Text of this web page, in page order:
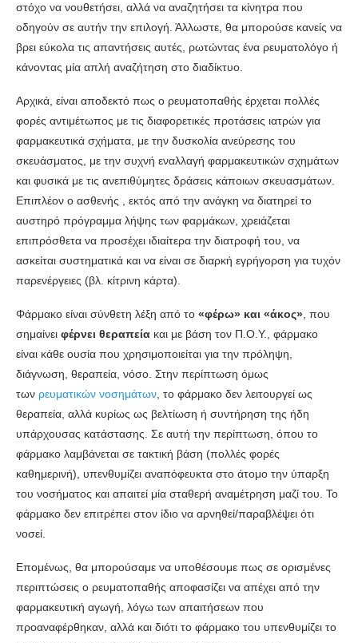
στόχο να νουθετήσει, αλλά να αναζητήσει τα κίνητρα που
οδηγούν σε αυτήν την επιλογή. Άλλωστε, θα μπορούσε κανείς να
βρει εύκολα τις απαντήσεις αυτές, ρωτώντας ένα ρευματολόγο ή
κάνοντας μία απλή αναζήτηση στο διαδίκτυο.
Αρχικά, είναι αποδεκτό πως ο ρευματοπαθής έρχεται πολλές
φορές αντιμέτωπος με τις διαφορετικές προτάσεις ιατρών για
φαρμακευτικά σχήματα, με την δυσκολία ανεύρεσης του
σκευάσματος, με την συχνή εναλλαγή φαρμακευτικών σχημάτων
και φυσικά με τις ανεπιθύμητες δράσεις κάποιων σκευασμάτων.
Επιπλέον ο ασθενής , εκτός από την ανάγκη να διατηρεί το
αυστηρό πρόγραμμα λήψης των φαρμάκων, χρειάζεται
επιπρόσθετα να προσέχει ιδιαίτερα την διατροφή του, να
ασκείται συστηματικά και να είναι σε διαρκή εγρήγορση για τυχόν
παρενέργειες (βλ. κίτρινη κάρτα).
Φάρμακο είναι σύνθετη λέξη από το «φέρω» και «άκος», που
σημαίνει φέρνει θεραπεία και με βάση τον Π.Ο.Υ., φάρμακο
είναι κάθε ουσία που χρησιμοποιείται για την πρόληψη,
διάγνωση, θεραπεία, νόσο. Στην περίπτωση όμως
των ρευματικών νοσημάτων, το φάρμακο δεν λειτουργεί ως
θεραπεία, αλλά κυρίως ως βελτίωση ή συντήρηση της ήδη
υπάρχουσας κατάστασης. Σε αυτή την περίπτωση, όπου το
φάρμακο λαμβάνεται σε τακτική βάση (πολλές φορές
καθημερινή), υπενθυμίζει αναπόφευκτα στο άτομο την ύπαρξη
του νοσήματος και απαιτεί μία σταθερή αναμέτρηση μαζί του. Το
φάρμακο δεν επιτρέπει στον ίδιο να αρνηθεί/παραβλέψει ότι
νοσεί.
Επομένως, θα μπορούσαμε να υποθέσουμε πως σε ορισμένες
περιπτώσεις ο ρευματοπαθής αποφασίζει να απέχει από την
φαρμακευτική αγωγή, λόγω των απαιτήσεων που
προαναφέρθηκαν, αλλά και διότι το φάρμακο του υπενθυμίζει το